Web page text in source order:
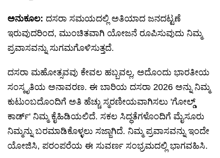
ಅನುಕೂಲ: ದಸರಾ ಸಮಯದಲ್ಲಿ ಅತಿಯಾದ ಜನದಟ್ಟಣೆ
ಇರುವುದರಿಂದ, ಮುಂಚಿತವಾಗಿ ಯೋಜನೆ ರೂಪಿಸುವುದು ನಿಮ್ಮ
ಪ್ರವಾಸವನ್ನು ಸುಗಮಗೊಳಿಸುತ್ತದೆ.
ದಸರಾ ಮಹೋತ್ಸವವು ಕೇವಲ ಹಬ್ಬವಲ್ಲ, ಅದೊಂದು ಭಾರತೀಯ
ಸಂಸ್ಕೃತಿಯ ಅನಾವರಣ. ಈ ಬಾರಿಯ ದಸರಾ 2026 ಅನ್ನು ನಿಮ್ಮ
ಕುಟುಂಬದೊಂದಿಗೆ ಅತಿ ಹೆಚ್ಚು ಸ್ಮರಣೀಯವಾಗಿಸಲು 'ಗೋಲ್ಡ್
ಕಾರ್ಡ್' ನಿಮ್ಮ ಕೈಹಿಡಿಯಲಿದೆ. ಸಕಲ ಸಿದ್ಧತೆಗಳೊಂದಿಗೆ ಮೈಸೂರು
ನಿಮ್ಮನ್ನು ಬರಮಾಡಿಕೊಳ್ಳಲು ಸಜ್ಜಾಗಿದೆ. ನಿಮ್ಮ ಪ್ರವಾಸವನ್ನು ಇಂದೇ
ಯೋಜಿಸಿ, ಪರಂಪರೆಯ ಈ ಸುವರ್ಣ ಸಂಭ್ರಮದಲ್ಲಿ ಭಾಗವಹಿಸಿ.